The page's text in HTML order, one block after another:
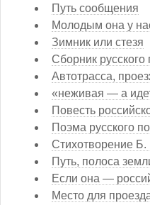
Путь сообщения
Молодым она у
Зимник или стезя
Сборник
Автотрасса,
«неживая — а
Повесть
Поэма русского
Стихотворение Б.
Путь, полоса
Если она —
Место для